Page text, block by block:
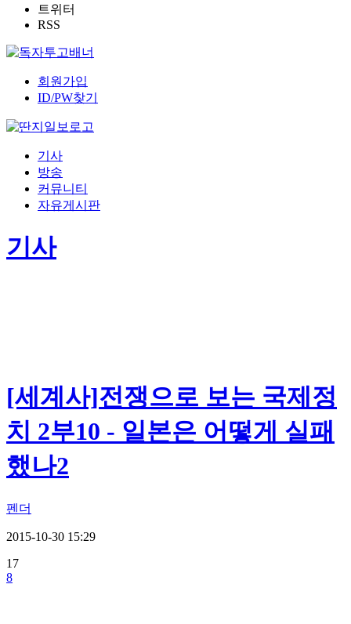
트위터
RSS
회원가입
ID/PW찾기
기사
방송
커뮤니티
자유게시판
기사
[세계사]전쟁으로 보는 국제정
치 2부10 - 일본은 어떻게 실패
했나2
펜더
2015-10-30 15:29
17
8